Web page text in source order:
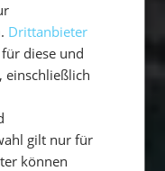
Drittanbieter
diese und
einschließlich
gilt nur für
können